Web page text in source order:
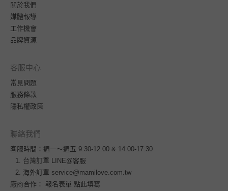
關於我們
媒體報導
工作機會
品牌資源
客服中心
常見問題
服務條款
隱私權政策
聯絡我們
客服時間：週一～週五 9:30-12:00 & 14:00-17:30
台灣訂單
LINE@客服
海外訂單 service@mamilove.com.tw
廠商合作： 報名表單 點此填寫